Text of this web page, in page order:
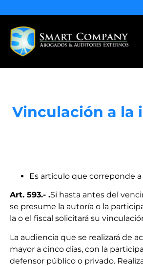
Vinculación a la
Es artículo que correponde a
Art. 593.- .Si hasta antes del
se presume la autoría o la
la o el fiscal solicitará su
La audiencia que se realizará de
mayor a cinco días, con la
defensor público o privado.